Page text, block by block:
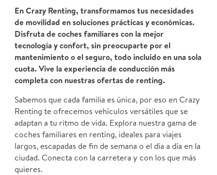
En Crazy Renting, transformamos tus necesidades
de movilidad en soluciones prácticas y económicas.
Disfruta de coches familiares con la mejor
tecnología y confort, sin preocuparte por el
mantenimiento o el seguro, todo incluido en una sola
cuota. Vive la experiencia de conducción más
completa con nuestras ofertas de renting.
Sabemos que cada familia es única, por eso en Crazy
Renting te ofrecemos vehículos versátiles que se
adaptan a tu ritmo de vida. Explora nuestra gama de
coches familiares en renting, ideales para viajes
largos, escapadas de fin de semana o el día a día en la
ciudad. Conecta con la carretera y con los que más
quieres.